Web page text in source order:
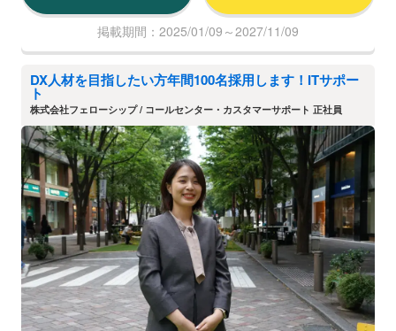
掲載期間：2025/01/09～2027/11/09
DX人材を目指したい方年間100名採用します！ITサポー
ト
株式会社フェローシップ / コールセンター・カスタマーサポート 正社員